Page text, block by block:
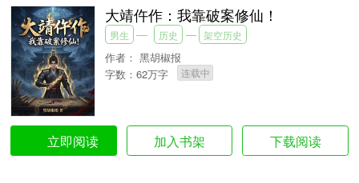
大靖仵作：我靠破案修仙！
男生 历史 架空历史
作者： 黑胡椒报
字数：62万字
连载中
立即阅读 加入书架 下载阅读